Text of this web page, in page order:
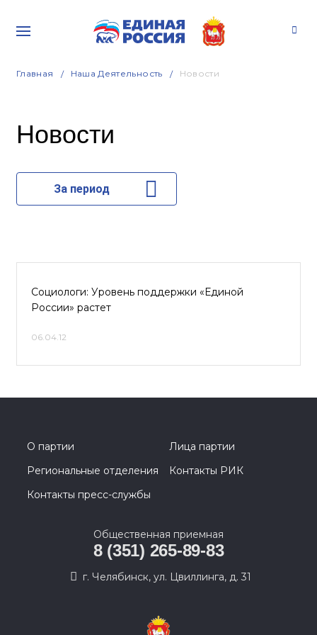
Главная Наша Деятельность Новости
Новости
За период
Социологи: Уровень поддержки «Единой
России» растет
06.04.12
О партии
Лица партии
Региональные отделения
Контакты РИК
Контакты пресс-службы
Общественная приемная
8 (351) 265-89-83
г. Челябинск, ул. Цвиллинга, д. 31